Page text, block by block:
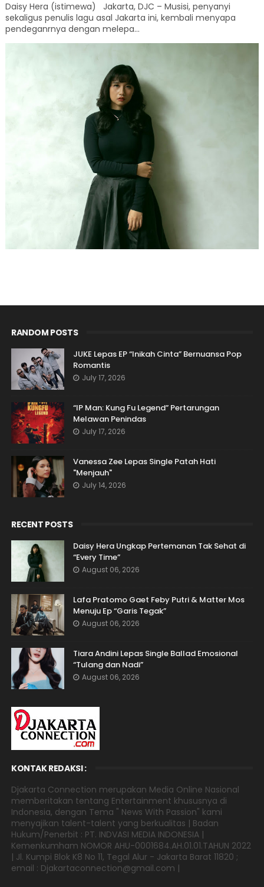
Daisy Hera (istimewa) Jakarta, DJC – Musisi, penyanyi
sekaligus penulis lagu asal Jakarta ini, kembali menyapa
pendeganrnya dengan melepa...
RANDOM POSTS
JUKE Lepas EP “Inikah Cinta” Bernuansa Pop
Romantis
July 17, 2026
“IP Man: Kung Fu Legend” Pertarungan
Melawan Penindas
July 17, 2026
Vanessa Zee Lepas Single Patah Hati
"Menjauh"
July 14, 2026
RECENT POSTS
Daisy Hera Ungkap Pertemanan Tak Sehat di
“Every Time”
August 06, 2026
Lafa Pratomo Gaet Feby Putri & Matter Mos
Menuju Ep “Garis Tegak”
August 06, 2026
Tiara Andini Lepas Single Ballad Emosional
“Tulang dan Nadi”
August 06, 2026
KONTAK REDAKSI :
Djakarta Connection merupakan Media Online Nasional
memberitakan tentang Entertainment khususnya di
Indonesia, dengan Tema " News With Passion" kami
menyajikan talent-talent yang berkualitas | Badan
Hukum/Penerbit : PT. INDVASI MEDIA INDONESIA |
Kemenkumham NOMOR AHU-0001684.AH.01.01.TAHUN 2022
| Jl. Kumpi Blok K8 No 11, Tegal Alur - Jakarta Barat 11820 ;
email : Djakartaconnection@gmail.com |